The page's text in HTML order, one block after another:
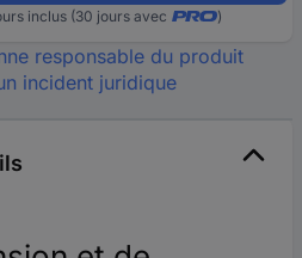
inclus (30 jours avec )
responsable du produit
incident juridique